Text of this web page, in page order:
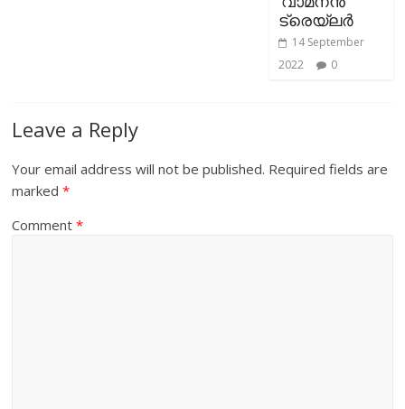
ട്രെയ്ലര്‍
14 September
2022
0
Leave a Reply
Your email address will not be published. Required fields are
marked*
Comment*